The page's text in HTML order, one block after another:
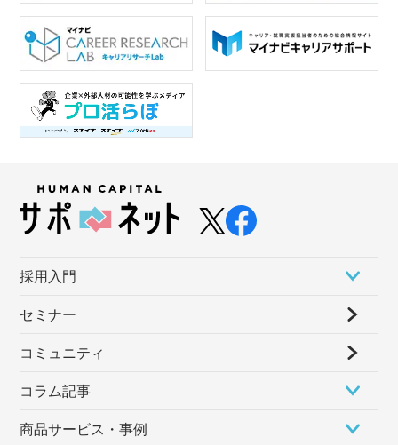
採⽤⼊⾨
セミナー
コミュニティ
コラム記事
商品サービス・事例